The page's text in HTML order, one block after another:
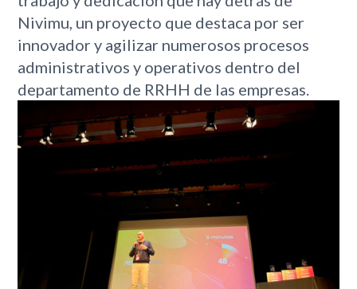
Nivimu, un proyecto que destaca por ser
innovador y agilizar numerosos procesos
administrativos y operativos dentro del
departamento de RRHH de las empresas.